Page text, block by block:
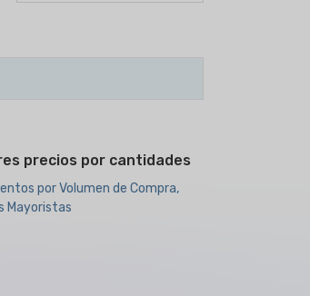
precios por cantidades
por Volumen de Compra,
Mayoristas